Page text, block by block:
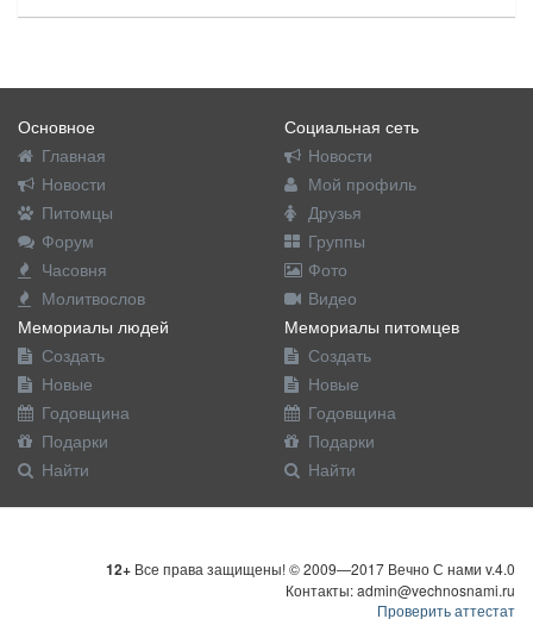
Основное
Главная
Новости
Питомцы
Форум
Часовня
Молитвослов
Социальная сеть
Новости
Мой профиль
Друзья
Группы
Фото
Видео
Мемориалы людей
Создать
Новые
Годовщина
Подарки
Найти
Мемориалы питомцев
Создать
Новые
Годовщина
Подарки
Найти
12+ Все права защищены! © 2009—2017 Вечно С нами v.4.0
Контакты: admin@vechnosnami.ru
Проверить аттестат